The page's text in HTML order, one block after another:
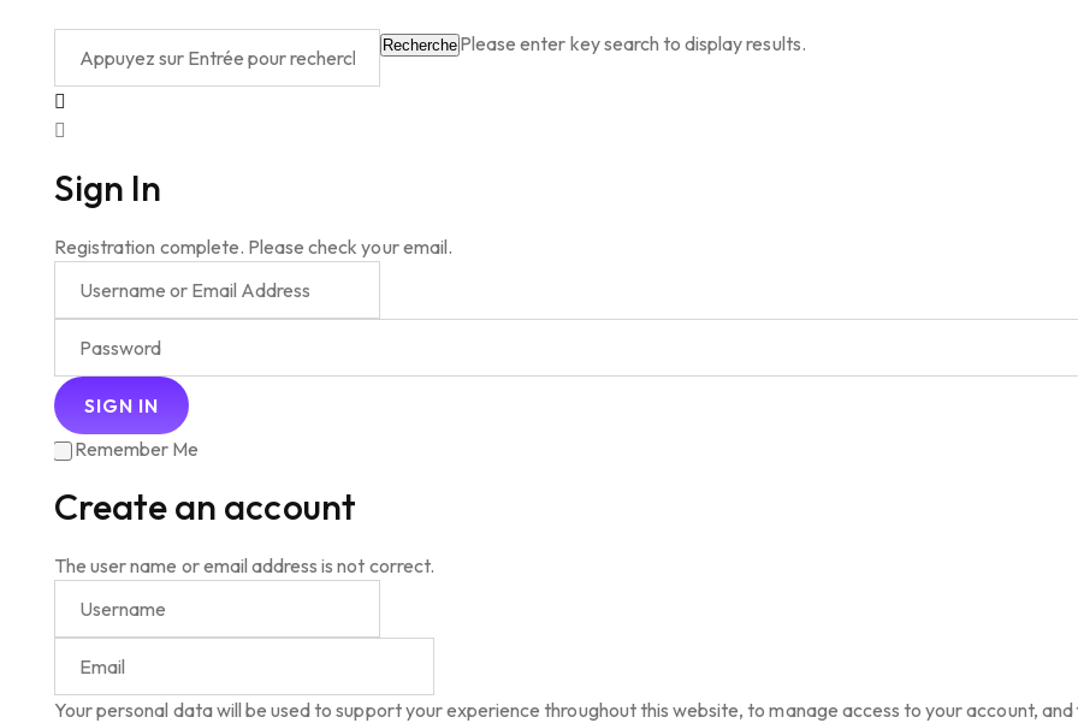
Recherche Please enter key search to display results.
Sign In
Registration complete. Please check your email.
Remember Me
Create an account
The user name or email address is not correct.
Your personal data will be used to support your experience throughout this website, to manage access to your account,